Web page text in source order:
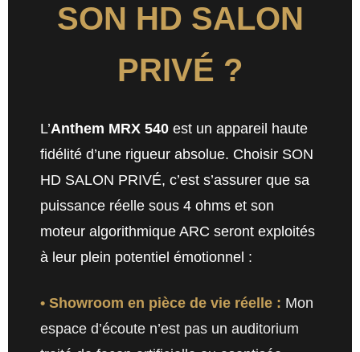
SON HD SALON
PRIVÉ ?
L’Anthem MRX 540 est un appareil haute
fidélité d’une rigueur absolue. Choisir SON
HD SALON PRIVÉ, c’est s’assurer que sa
puissance réelle sous 4 ohms et son
moteur algorithmique ARC seront exploités
à leur plein potentiel émotionnel :
• Showroom en pièce de vie réelle : Mon
espace d’écoute n’est pas un auditorium